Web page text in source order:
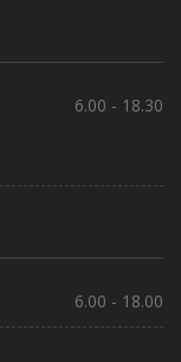
6.00 - 18.30
6.00 - 18.00